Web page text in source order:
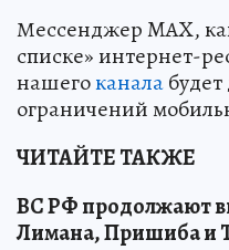
Мессенджер MAX,
списке» интернет-
нашегоканала
ограничений
ЧИТАЙТЕ ТАКЖЕ
ВС РФ продолжают
Лимана, Пришиба и